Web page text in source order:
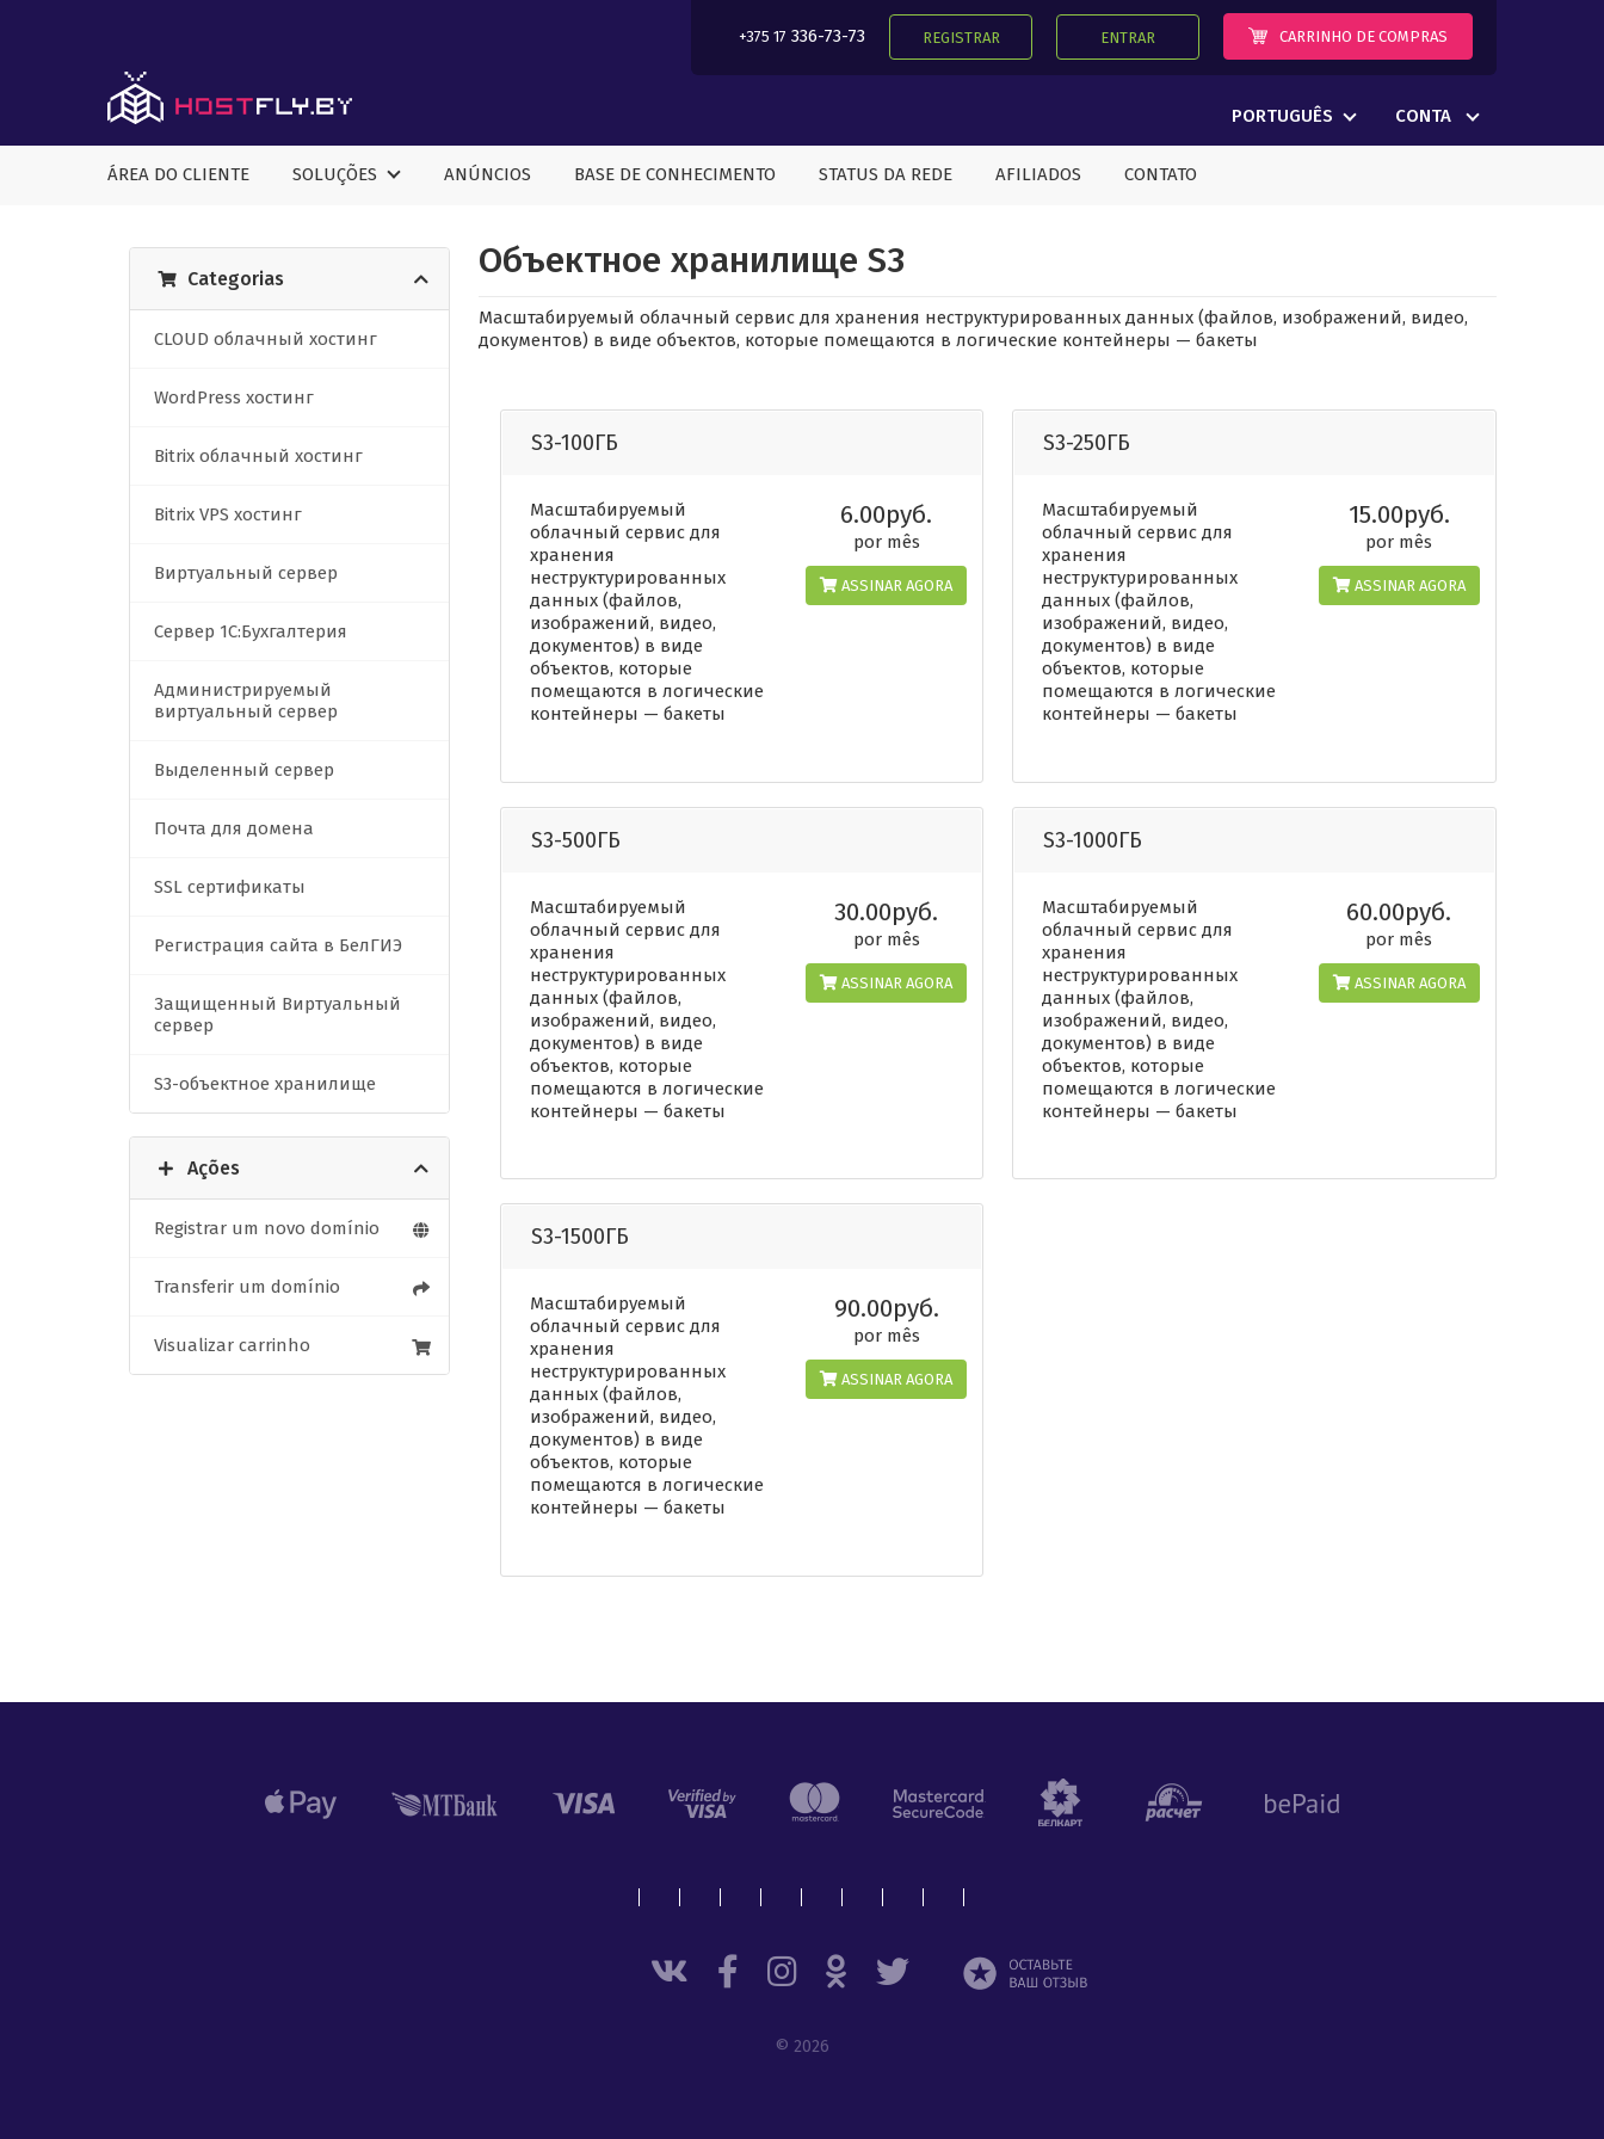
+375 17 336-73-73 REGISTRAR ENTRAR CARRINHO DE COMPRAS
PORTUGUÊS CONTA
ÁREA DO CLIENTE SOLUÇÕES ANÚNCIOS BASE DE CONHECIMENTO STATUS DA REDE AFILIADOS CONTATO
Объектное хранилище S3
Масштабируемый облачный сервис для хранения неструктурированных данных (файлов, изображений, видео,
документов) в виде объектов, которые помещаются в логические контейнеры — бакеты
Categorias
CLOUD облачный хостинг
WordPress хостинг
Bitrix облачный хостинг
Bitrix VPS хостинг
Виртуальный сервер
Сервер 1C:Бухгалтерия
Администрируемый
виртуальный сервер
Выделенный сервер
Почта для домена
SSL сертификаты
Регистрация сайта в БелГИЭ
Защищенный Виртуальный
сервер
S3-объектное хранилище
Ações
Registrar um novo domínio
Transferir um domínio
Visualizar carrinho
S3-100ГБ
Масштабируемый
облачный сервис для
хранения
неструктурированных
данных (файлов,
изображений, видео,
документов) в виде
объектов, которые
помещаются в логические
контейнеры — бакеты
6.00руб.
por mês
ASSINAR AGORA
S3-250ГБ
Масштабируемый
облачный сервис для
хранения
неструктурированных
данных (файлов,
изображений, видео,
документов) в виде
объектов, которые
помещаются в логические
контейнеры — бакеты
15.00руб.
por mês
ASSINAR AGORA
S3-500ГБ
Масштабируемый
облачный сервис для
хранения
неструктурированных
данных (файлов,
изображений, видео,
документов) в виде
объектов, которые
помещаются в логические
контейнеры — бакеты
30.00руб.
por mês
ASSINAR AGORA
S3-1000ГБ
Масштабируемый
облачный сервис для
хранения
неструктурированных
данных (файлов,
изображений, видео,
документов) в виде
объектов, которые
помещаются в логические
контейнеры — бакеты
60.00руб.
por mês
ASSINAR AGORA
S3-1500ГБ
Масштабируемый
облачный сервис для
хранения
неструктурированных
данных (файлов,
изображений, видео,
документов) в виде
объектов, которые
помещаются в логические
контейнеры — бакеты
90.00руб.
por mês
ASSINAR AGORA
© 2026